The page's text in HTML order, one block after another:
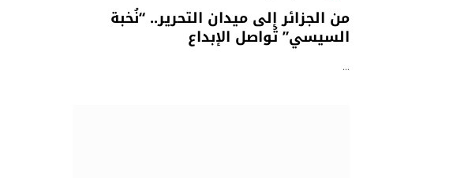
من الجزائر إلى ميدان التحرير.. “نُخبة
السيسي” تُواصل الإبداع
…